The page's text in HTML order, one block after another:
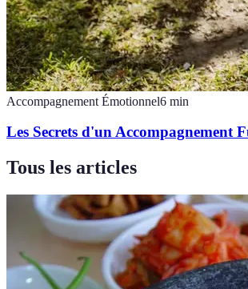
Accompagnement Émotionnel6 min
Les Secrets d'un Accompagnement
Tous les articles